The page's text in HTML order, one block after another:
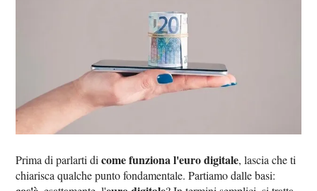
Prima di parlarti dicome funziona l'euro digitale, lascia che ti
chiarisca qualche punto fondamentale. Partiamo dalle basi: